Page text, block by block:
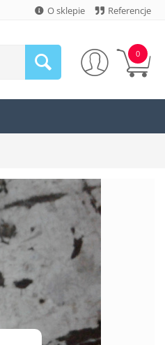
O sklepie Referencje
0